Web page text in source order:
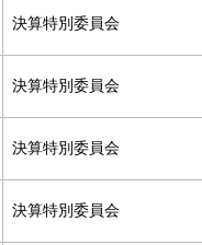
決算特別委員会
決算特別委員会
決算特別委員会
決算特別委員会